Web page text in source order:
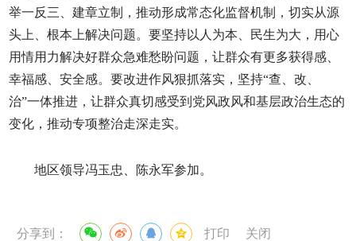
举一反三、建章立制，推动形成常态化监督机制，切实从源
头上、根本上解决问题。要坚持以人为本、民生为大，用心
用情用力解决好群众急难愁盼问题，让群众有更多获得感、
幸福感、安全感。要改进作风狠抓落实，坚持“查、改、
治”一体推进，让群众真切感受到党风政风和基层政治生态的
变化，推动专项整治走深走实。
地区领导冯玉忠、陈永军参加。
分享到： 打印 关闭